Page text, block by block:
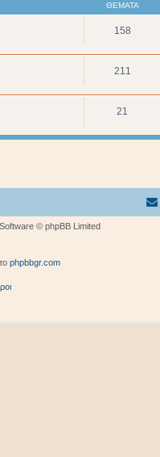
ΘΈΜΑΤΑ
158
211
21
© phpBB Limited
phpbbgr.com